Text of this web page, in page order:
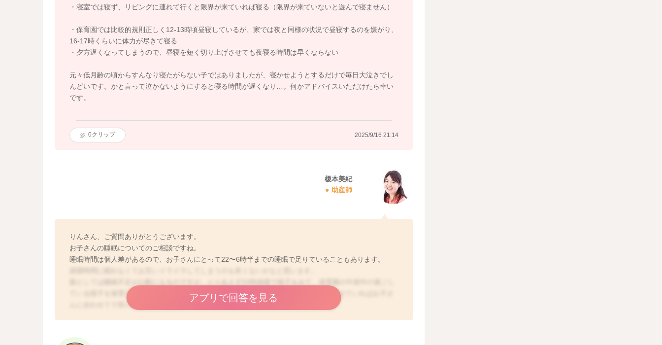
・寝室では寝ず、リビングに連れて行くと限界が来ていれば寝る（限界が来ていないと遊んで寝ません）
・保育園では比較的規則正しく12-13時頃昼寝しているが、家では夜と同様の状況で昼寝するのを嫌がり、
16-17時くらいに体力が尽きて寝る
・夕方遅くなってしまうので、昼寝を短く切り上げさせても夜寝る時間は早くならない
元々低月齢の頃からすんなり寝たがらない子ではありましたが、寝かせようとするだけで毎日大泣きでし
んどいです。かと言って泣かないようにすると寝る時間が遅くなり…。何かアドバイスいただけたら幸い
です。
0クリップ 2025/9/16 21:14
榎本美紀
助産師
りんさん、ご質問ありがとうございます。
お子さんの睡眠についてのご相談ですね。
睡眠時間は個人差があるので、お子さんにとって22〜6時半までの睡眠で足りていることもあります。
ている様子を保育士に聞いてみるのも良いかなと思います。眠そうな感じなどなく過ごせていればお子さ
んに合わせてで良いかなと思います。
うが良いのかなと思います。衛生面など気になるかもしれませんが、今はお子さんが安心して眠れる場所
アプリで回答を見る